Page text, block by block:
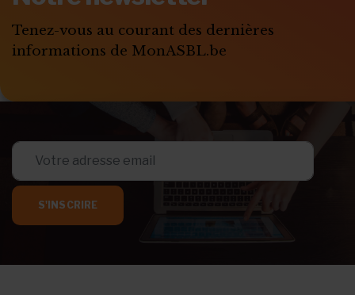
Tenez-vous au courant des dernières
informations de MonASBL.be
S'INSCRIRE